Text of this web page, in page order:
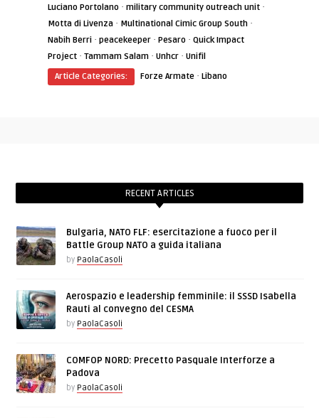
Luciano Portolano ·military community outreach unit ·
Motta di Livenza · Multinational Cimic Group South ·
Nabih Berri ·peacekeeper ·Pesaro ·Quick Impact
Project ·Tammam Salam ·Unhcr ·Unifil
Article Categories:
Forze Armate ·Libano
RECENT ARTICLES
Bulgaria, NATO FLF: esercitazione a fuoco per il
Battle Group NATO a guida italiana
by PaolaCasoli
Aerospazio e leadership femminile: il SSSD Isabella
Rauti al convegno del CESMA
by PaolaCasoli
COMFOP NORD: Precetto Pasquale Interforze a
Padova
by PaolaCasoli